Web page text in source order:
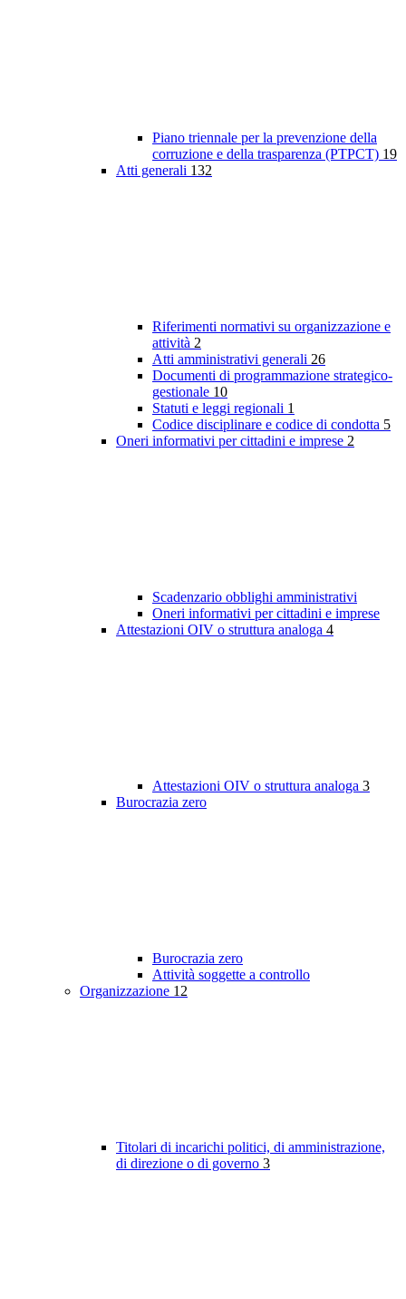
Piano triennale per la prevenzione della
corruzione e della trasparenza (PTPCT) 19
Atti generali 132
Riferimenti normativi su organizzazione e
attività 2
Atti amministrativi generali 26
Documenti di programmazione strategico-
gestionale 10
Statuti e leggi regionali 1
Codice disciplinare e codice di condotta 5
Oneri informativi per cittadini e imprese 2
Scadenzario obblighi amministrativi
Oneri informativi per cittadini e imprese
Attestazioni OIV o struttura analoga 4
Attestazioni OIV o struttura analoga 3
Burocrazia zero
Burocrazia zero
Attività soggette a controllo
Organizzazione 12
Titolari di incarichi politici, di amministrazione,
di direzione o di governo 3